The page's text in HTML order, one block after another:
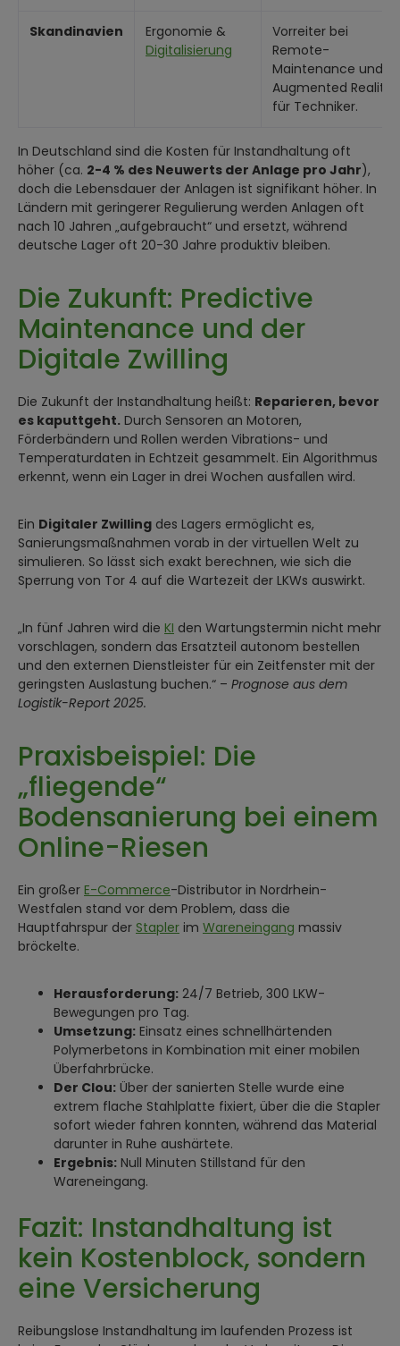
Skandinavien
Ergonomie &
Digitalisierung
Vorreiter bei
Remote-
Maintenance und
Augmented Reality
für Techniker.
In Deutschland sind die Kosten für Instandhaltung oft
höher (ca. 2-4 % des Neuwerts der Anlage pro Jahr),
doch die Lebensdauer der Anlagen ist signifikant höher. In
Ländern mit geringerer Regulierung werden Anlagen oft
nach 10 Jahren „aufgebraucht“ und ersetzt, während
deutsche Lager oft 20-30 Jahre produktiv bleiben.
Die Zukunft: Predictive
Maintenance und der
Digitale Zwilling
Die Zukunft der Instandhaltung heißt: Reparieren, bevor
es kaputtgeht. Durch Sensoren an Motoren,
Förderbändern und Rollen werden Vibrations- und
Temperaturdaten in Echtzeit gesammelt. Ein Algorithmus
erkennt, wenn ein Lager in drei Wochen ausfallen wird.
Ein Digitaler Zwilling des Lagers ermöglicht es,
Sanierungsmaßnahmen vorab in der virtuellen Welt zu
simulieren. So lässt sich exakt berechnen, wie sich die
Sperrung von Tor 4 auf die Wartezeit der LKWs auswirkt.
„In fünf Jahren wird die KI den Wartungstermin nicht mehr
vorschlagen, sondern das Ersatzteil autonom bestellen
und den externen Dienstleister für ein Zeitfenster mit der
geringsten Auslastung buchen.“ – Prognose aus dem
Logistik-Report 2025.
Praxisbeispiel: Die
„fliegende“
Bodensanierung bei einem
Online-Riesen
Ein großer E-Commerce-Distributor in Nordrhein-
Westfalen stand vor dem Problem, dass die
Hauptfahrspur der Stapler im Wareneingang massiv
bröckelte.
Herausforderung: 24/7 Betrieb, 300 LKW-
Bewegungen pro Tag.
Umsetzung: Einsatz eines schnellhärtenden
Polymerbetons in Kombination mit einer mobilen
Überfahrbrücke.
Der Clou: Über der sanierten Stelle wurde eine
extrem flache Stahlplatte fixiert, über die die Stapler
sofort wieder fahren konnten, während das Material
darunter in Ruhe aushärtete.
Ergebnis: Null Minuten Stillstand für den
Wareneingang.
Fazit: Instandhaltung ist
kein Kostenblock, sondern
eine Versicherung
Reibungslose Instandhaltung im laufenden Prozess ist